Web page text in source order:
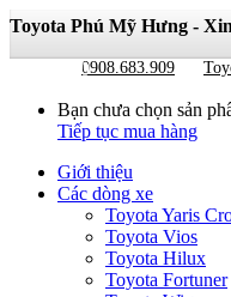
Toyota Phú Mỹ Hưng -
0908.683.909
0
Bạn chưa chọn sản
Tiếp tục mua hàng
Giới thiệu
Các dòng xe
Toyota Yaris
Toyota Vios
Toyota Hilux
Toyota Fortuner